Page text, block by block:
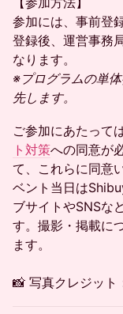
参加には、事前登
登録後、運営事務
なります。
※プログラムの単
先します。
ご参加にあたって
ト対策への同意が
て、これらに同意
ベント当日は
ブサイトやSNSな
す。撮影・掲載に
ます。
📸 写真クレジット